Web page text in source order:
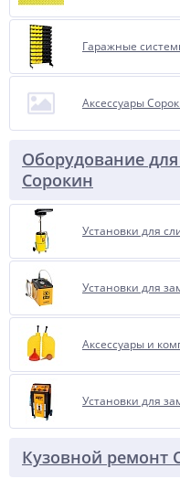
Гаражные
Аксессуары
Оборудование
Сорокин
Установки для
Установки для
Аксессуары и
Установки для
Кузовной ремонт